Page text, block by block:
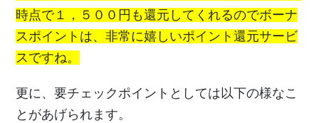
時点で１，５００円も還元してくれるのでボーナ
スポイントは、非常に嬉しいポイント還元サービ
スですね。
更に、要チェックポイントとしては以下の様なこ
とがあげられます。